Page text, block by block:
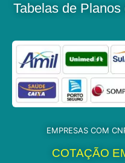
Tabelas de
EMPRESAS COM
COTAÇÃO